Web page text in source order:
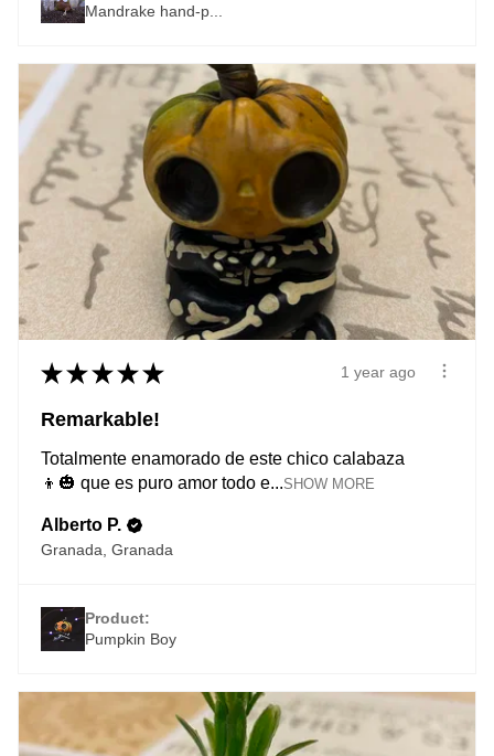
Mandrake hand-p...
★ ★ ★ ★ ★ 1 year ago
Remarkable!
Totalmente enamorado de este chico calabaza
👦🎃 que es puro amor todo e...SHOW MORE
Alberto P.
Granada, Granada
Product:
Pumpkin Boy